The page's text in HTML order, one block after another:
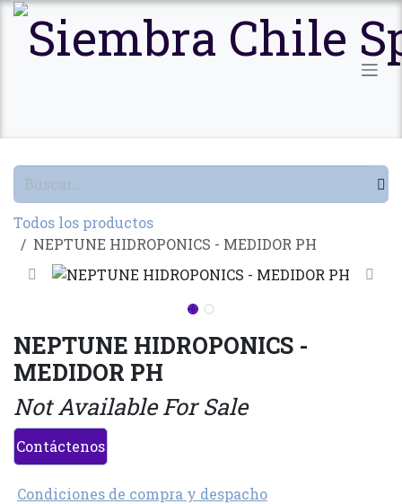
Ir al contenido
Todos los productos
NEPTUNE HIDROPONICS - MEDIDOR PH
NEPTUNE HIDROPONICS -
MEDIDOR PH
Not Available For Sale
Contáctenos
Condiciones de compra y despacho